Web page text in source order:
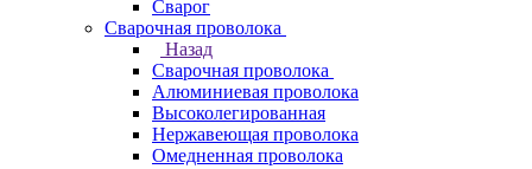
Сварог
Сварочная проволока
Назад
Сварочная проволока
Алюминиевая проволока
Высоколегированная
Нержавеющая проволока
Омедненная проволока